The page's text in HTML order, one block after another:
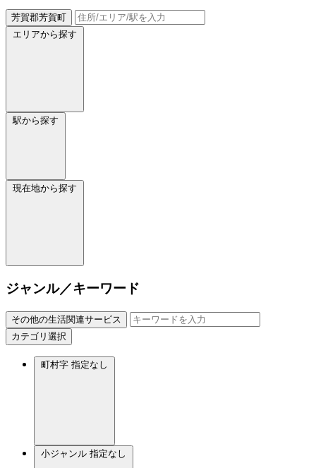
芳賀郡芳賀町
エリアから探す
駅から探す
現在地から探す
ジャンル／キーワード
その他の生活関連サービス
カテゴリ選択
町村字 指定なし
小ジャンル 指定なし